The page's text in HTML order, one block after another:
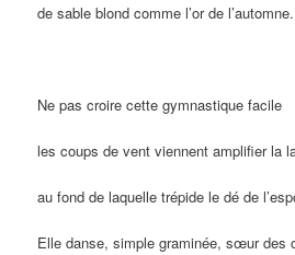
de sable blond comme l’or de l’automne.
Ne pas croire cette gymnastique facile
les coups de vent viennent amplifier la
au fond de laquelle trépide le dé de
Elle danse, simple graminée, sœur des